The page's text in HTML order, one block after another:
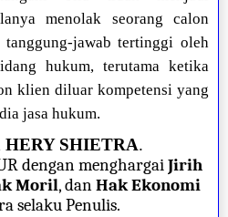
menolak seorang calon
jawab tertinggi oleh
hukum, terutama ketika
klien diluar kompetensi yang
jasa hukum.
HERY SHIETRA.
dengan menghargaiJirih
Moril, danHak Ekonomi
selaku Penulis.